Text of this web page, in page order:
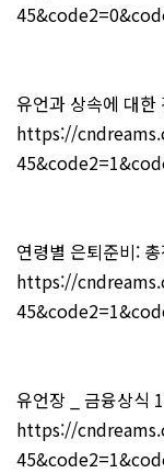
유언과 상속에 대한
https://
연령별 은퇴준비:
https://
유언장 _ 금융상식
https://